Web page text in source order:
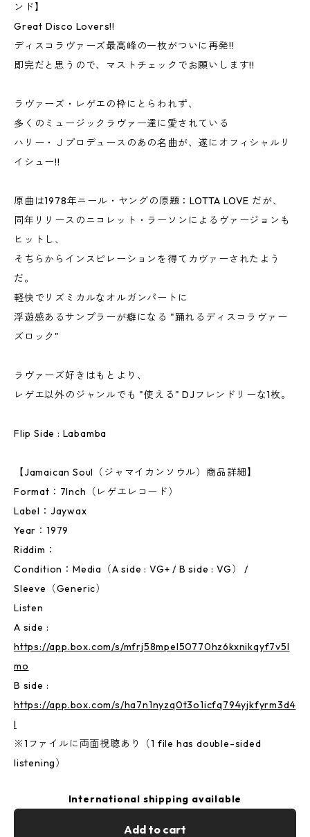
ンド】
Great Disco Lovers!!
ディスコラヴァーズ最高峰の一枚がついに再発!!
即完だと思うので、マストチェックでお願いします!!
ラヴァーズ・レゲエの枠にとらわれず、
多くのミュージックラヴァー達に愛されている
ハリー・Ｊプロデュースのあの名曲が、遂にオフィシャルリ
イシュー!!
原曲は1978年ニール・ヤングの原題：LOTTA LOVE だが、
同年リリースのニコレット・ラーソンによるヴァージョンも
ヒットし、
そちらからインスピレーションを得てカヴァーされたよう
だ。
軽快でリズミカルなオルガンパートに
浮遊感あるサンプラーが癖になる "踊れるディスコラヴァー
ズロック"
ラヴァーズ好きはもとより、
レゲエ以外のジャンルでも "使える" DJフレンドリーな1枚。
Flip Side : Labamba
【Jamaican Soul（ジャマイカンソウル）商品詳細】
Format：7Inch（レゲエレコード）
Label：Jaywax
Year：1979
Riddim：
Condition：Media（A side : VG+ / B side : VG） /
Sleeve（Generic）
Listen
A side :
https://app.box.com/s/mfrj58mpel50770hz6kxnikqyf7v5l
mo
B side :
https://app.box.com/s/ha7n1nyzq0t3o1icfq794yjkfyrm3d4
l
※1ファイルに両面視聴あり（1 file has double-sided
listening）
International shipping available
Add to cart